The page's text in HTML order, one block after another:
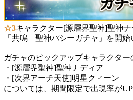
☆3キャラクター[源層界聖神]聖神
「共鳴 聖神パシーガチャ」を開始
ガチャのピックアップキャラクター
・ [源層界聖神]聖神ナディア
・ [次界アーチ天使]明星クィーン
については、期間限定で出現率がUP